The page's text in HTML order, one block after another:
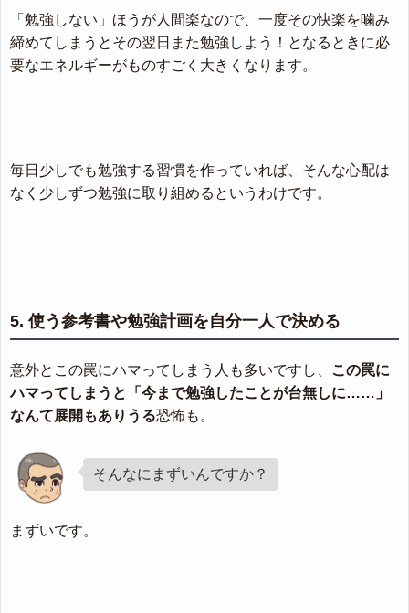
「勉強しない」ほうが人間楽なので、一度その快楽を噛み
締めてしまうとその翌日また勉強しよう！となるときに必
要なエネルギーがものすごく大きくなります。
毎日少しでも勉強する習慣を作っていれば、そんな心配は
なく少しずつ勉強に取り組めるというわけです。
5. 使う参考書や勉強計画を自分一人で決める
意外とこの罠にハマってしまう人も多いですし、
この罠に
ハマってしまうと「今まで勉強したことが台無しに……」
なんて展開もありうる恐怖も。
そんなにまずいんですか？
まずいです。